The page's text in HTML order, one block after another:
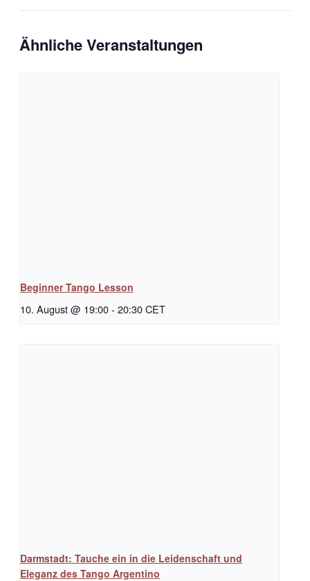
Ähnliche Veranstaltungen
Beginner Tango Lesson
10. August @ 19:00- 20:30CET
Darmstadt: Tauche ein in die Leidenschaft und
Eleganz des Tango Argentino